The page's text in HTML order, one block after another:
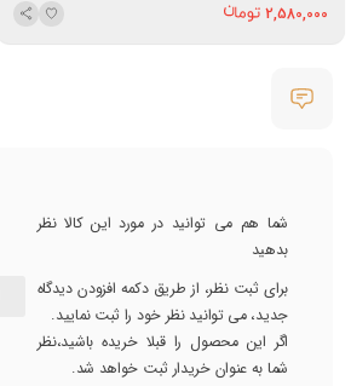
2,580,000
شما هم می توانید در مورد این کالا نظر
بدهید
برای ثبت نظر، از طریق دکمه افزودن دیدگاه
جدید، می توانید نظر خود را ثبت نمایید.
اگر این محصول را قبلا خریده باشید،نظر
شما به عنوان خریدار ثبت خواهد شد.